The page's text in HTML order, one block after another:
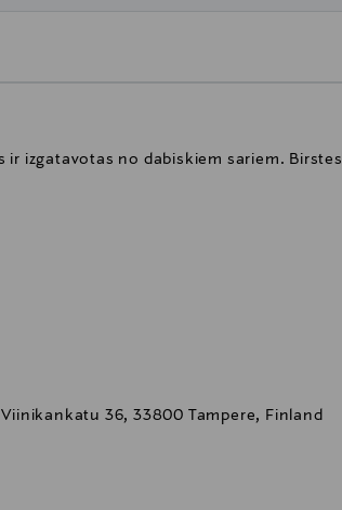
izgatavotas no dabiskiem sariem. Birstes
36, 33800 Tampere, Finland